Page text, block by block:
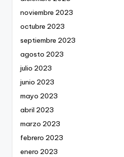
noviembre 2023
octubre 2023
septiembre 2023
agosto 2023
julio 2023
junio 2023
mayo 2023
abril 2023
marzo 2023
febrero 2023
enero 2023